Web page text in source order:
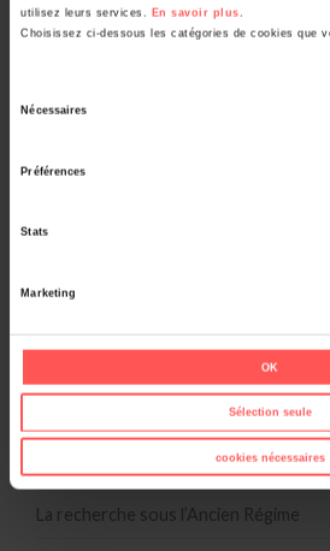
utilisez leurs services. En savoir plus.
Choisissez ci-dessous les catégories de cookies que
Nécessaires
Préférences
Stats
Marketing
OK
Sélection seule
cookies nécessaires
La mobilité autrefois
Où chercher : les sources principales
L’accès aux archives
généalogiques
Le Bulletin des Lois : une mine
Les registres sous la Révolution
La recherche sous l’Ancien Régime